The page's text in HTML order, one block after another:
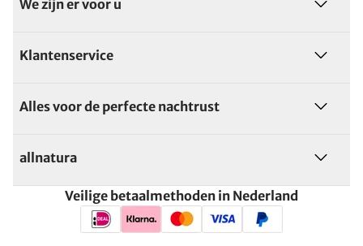
We zijn er voor u
Klantenservice
Alles voor de perfecte nachtrust
allnatura
Veilige betaalmethoden in Nederland